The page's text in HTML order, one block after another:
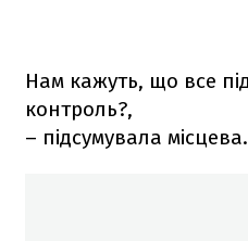
Нам кажуть, що все
контроль?,
– підсумувала місцева.